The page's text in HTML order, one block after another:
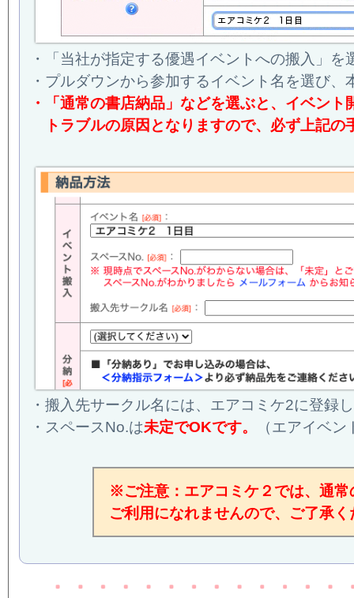
・「当社が指定する優遇イベントへの搬入」
・プルダウンから参加するイベント名を選び
・「通常の書店納品」などを選ぶと、イベン
トラブルの原因となりますので、必ず上記の
・搬入先サークル名には、エアコミケ2に登録
・スペースNo.は未定でOKです。 （エアイベ
※ご注意：エアコミケ２では、通
ご利用になれませんので、ご了承く